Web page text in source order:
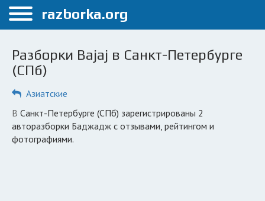
Меню
Санкт-Петербург
Автосервисы
Разборки Bajaj в Санкт-Петербурге
(СПб)
Азиатские
в Санкт-Петербурге (СПб) зарегистрированы 2
авторазборки Баджадж с отзывами, рейтингом и
фотографиями.
razborka.org